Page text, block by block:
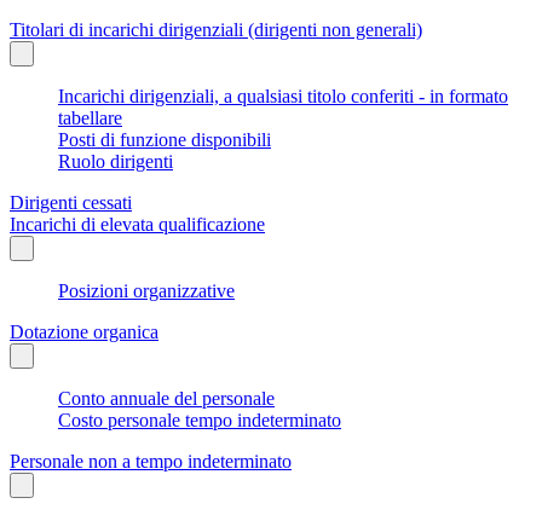
Titolari di incarichi dirigenziali (dirigenti non generali)
Incarichi dirigenziali, a qualsiasi titolo conferiti - in formato
tabellare
Posti di funzione disponibili
Ruolo dirigenti
Dirigenti cessati
Incarichi di elevata qualificazione
Posizioni organizzative
Dotazione organica
Conto annuale del personale
Costo personale tempo indeterminato
Personale non a tempo indeterminato